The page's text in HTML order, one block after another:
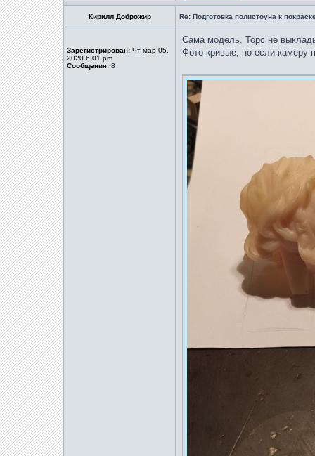
Кирилл Доброжир Re: Подготовка полистоуна к
Зарегистрирован: Чт мар 05,
2020 6:01 pm
Сообщения: 8
Сама модель. Торс не
Фото кривые, но если камеру